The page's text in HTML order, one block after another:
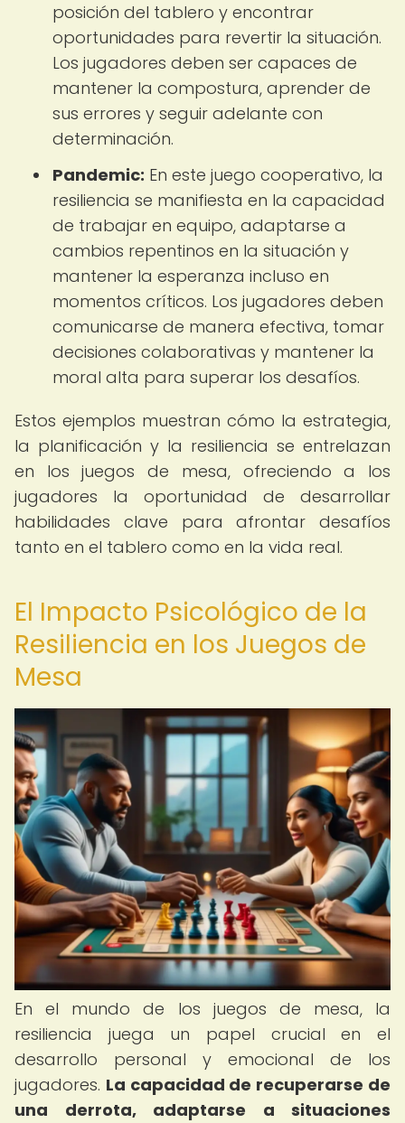
posición del tablero y encontrar
oportunidades para revertir la situación.
Los jugadores deben ser capaces de
mantener la compostura, aprender de
sus errores y seguir adelante con
determinación.
Pandemic: En este juego cooperativo, la
resiliencia se manifiesta en la capacidad
de trabajar en equipo, adaptarse a
cambios repentinos en la situación y
mantener la esperanza incluso en
momentos críticos. Los jugadores deben
comunicarse de manera efectiva, tomar
decisiones colaborativas y mantener la
moral alta para superar los desafíos.
Estos ejemplos muestran cómo la estrategia,
la planificación y la resiliencia se entrelazan
en los juegos de mesa, ofreciendo a los
jugadores la oportunidad de desarrollar
habilidades clave para afrontar desafíos
tanto en el tablero como en la vida real.
El Impacto Psicológico de la
Resiliencia en los Juegos de
Mesa
En el mundo de los juegos de mesa, la
resiliencia juega un papel crucial en el
desarrollo personal y emocional de los
jugadores. La capacidad de recuperarse de
una derrota, adaptarse a situaciones